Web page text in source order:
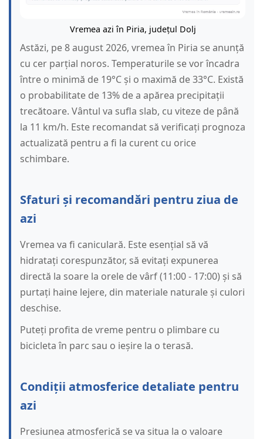
Vremea azi în Piria, județul Dolj
Astăzi, pe 8 august 2026, vremea în Piria se anunță
cu cer parțial noros. Temperaturile se vor încadra
între o minimă de 19°C și o maximă de 33°C. Există
o probabilitate de 13% de a apărea precipitații
trecătoare. Vântul va sufla slab, cu viteze de până
la 11 km/h. Este recomandat să verificați prognoza
actualizată pentru a fi la curent cu orice
schimbare.
Sfaturi și recomandări pentru ziua de
azi
Vremea va fi caniculară. Este esențial să vă
hidratați corespunzător, să evitați expunerea
directă la soare la orele de vârf (11:00 - 17:00) și să
purtați haine lejere, din materiale naturale și culori
deschise.
Puteți profita de vreme pentru o plimbare cu
bicicleta în parc sau o ieșire la o terasă.
Condiții atmosferice detaliate pentru
azi
Presiunea atmosferică se va situa la o valoare